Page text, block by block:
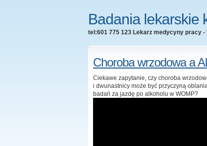
Badania lekarskie
tel:601 775 123 Lekarz medycyny pracy -
Choroba wrzodowa a
Ciekawe zapytanie, czy choroba
i dwunastnicy może być przyczyną
badań za jazdę po alkoholu w WOMP?